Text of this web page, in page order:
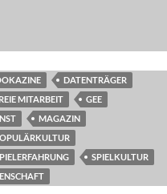
(Teil 3)
DATENTRÄGER
MITARBEIT
GEE
MAGAZIN
SPIELKULTUR